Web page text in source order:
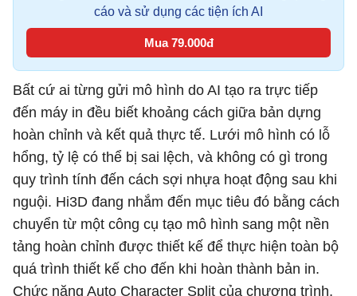
cáo và sử dụng các tiện ích AI
Mua 79.000đ
Bất cứ ai từng gửi mô hình do AI tạo ra trực tiếp
đến máy in đều biết khoảng cách giữa bản dựng
hoàn chỉnh và kết quả thực tế. Lưới mô hình có lỗ
hổng, tỷ lệ có thể bị sai lệch, và không có gì trong
quy trình tính đến cách sợi nhựa hoạt động sau khi
nguội. Hi3D đang nhắm đến mục tiêu đó bằng cách
chuyển từ một công cụ tạo mô hình sang một nền
tảng hoàn chỉnh được thiết kế để thực hiện toàn bộ
quá trình thiết kế cho đến khi hoàn thành bản in.
Chức năng Auto Character Split của chương trình,